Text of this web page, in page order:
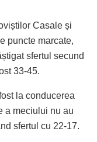
Casale și
puncte marcate,
sfertul secund
33-45.
la conducerea
a meciului nu au
sfertul cu 22-17.